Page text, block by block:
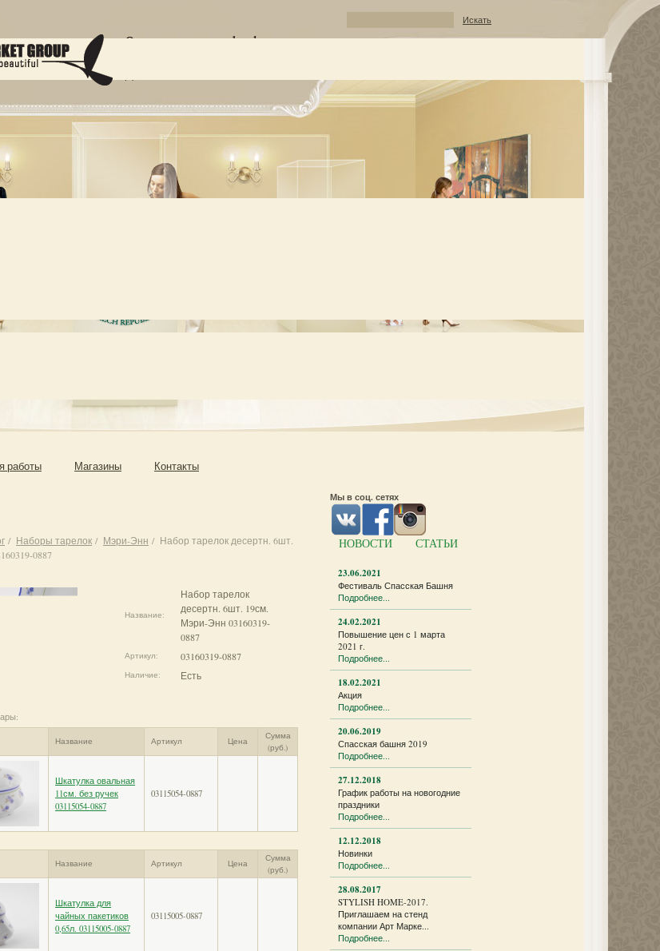
Искать
работы Магазины Контакты
/ Наборы тарелок / Мэри-Энн / Набор тарелок десертн. 6шт.
0887
Название:
Набор тарелок
десертн. 6шт. 19см.
Мэри-Энн 03160319-
0887
Артикул: 03160319-0887
Наличие: Есть
Название Артикул Цена
Сумма
(руб.)
Шкатулка овальная
11см. без ручек
03115054-0887
03115054-0887
Название Артикул Цена
Сумма
(руб.)
Шкатулка для
чайных пакетиков
0,65л. 03115005-0887
03115005-0887
Мы в соц. сетях
НОВОСТИ
23.06.2021
Фестиваль Спасская Башня
Подробнее...
24.02.2021
Повышение цен с 1 марта
2021 г.
Подробнее...
18.02.2021
Акция
Подробнее...
20.06.2019
Спасская башня 2019
Подробнее...
27.12.2018
График работы на новогодние
праздники
Подробнее...
12.12.2018
Новинки
Подробнее...
28.08.2017
STYLISH HOME-2017.
Приглашаем на стенд
компании Арт Марке...
Подробнее...
СТАТЬИ